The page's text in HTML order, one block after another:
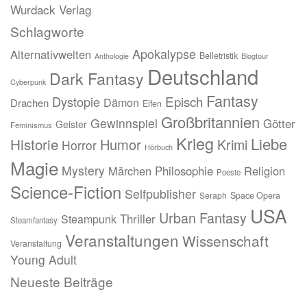
Wurdack Verlag
Schlagworte
Alternativwelten Anthologie Apokalypse Belletristik Blogtour
Cyberpunk Dark Fantasy Deutschland
Drachen Dystopie Dämon Elfen Episch Fantasy
Feminismus Geister Gewinnspiel Großbritannien Götter
Historie Horror Humor Hörbuch Krieg Krimi Liebe
Magie Mystery Märchen Philosophie Poesie Religion
Science-Fiction Selfpublisher Seraph Space Opera
Steamfantasy Steampunk Thriller Urban Fantasy USA
Veranstaltung Veranstaltungen Wissenschaft
Young Adult
Neueste Beiträge